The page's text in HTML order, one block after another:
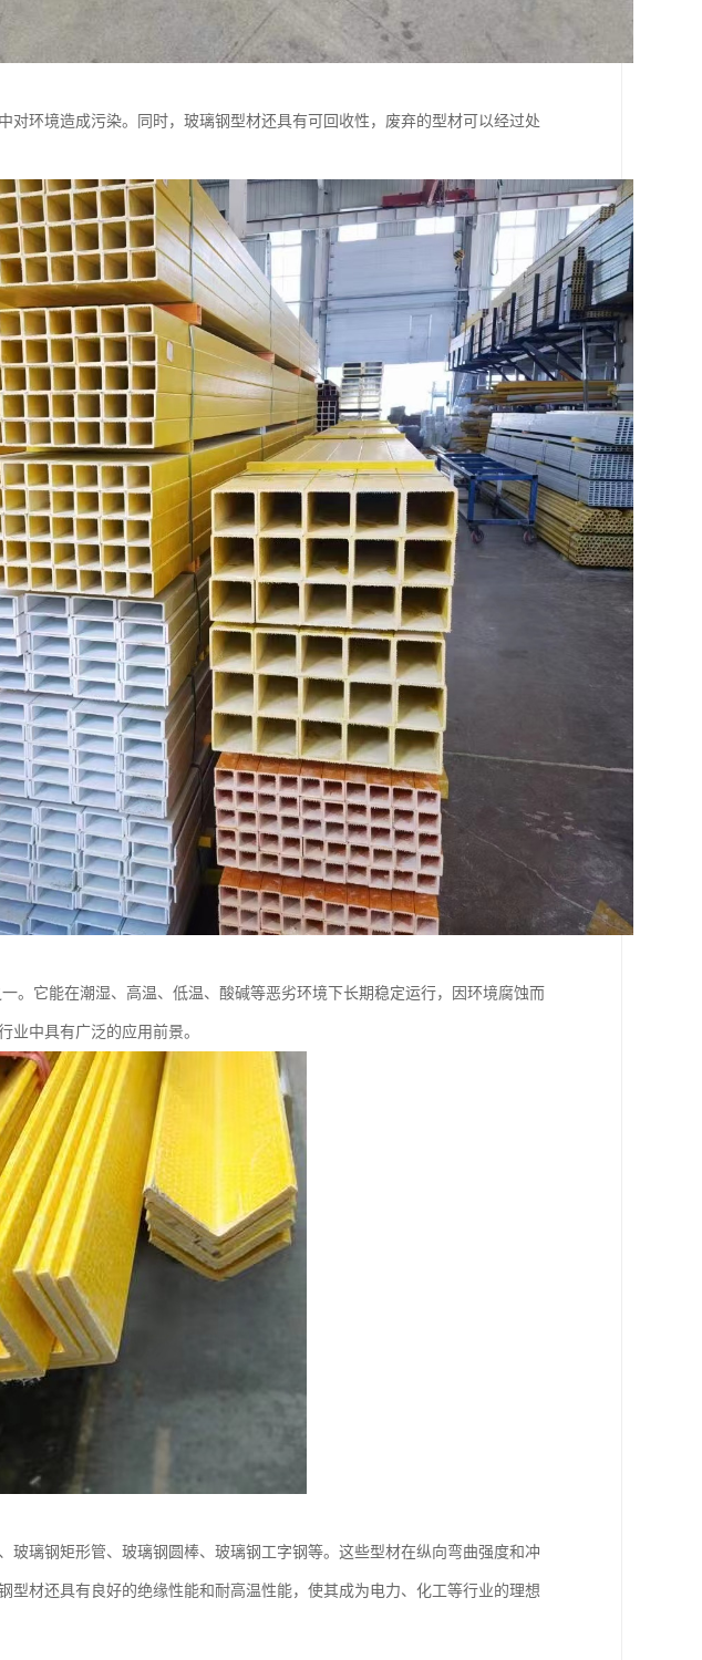
对环境造成污染。同时，玻璃钢型材还具有可回收性，废弃的型材可以经过处
。它能在潮湿、高温、低温、酸碱等恶劣环境下长期稳定运行，因环境腐蚀而
业中具有广泛的应用前景。
玻璃钢矩形管、玻璃钢圆棒、玻璃钢工字钢等。这些型材在纵向弯曲强度和冲
型材还具有良好的绝缘性能和耐高温性能，使其成为电力、化工等行业的理想